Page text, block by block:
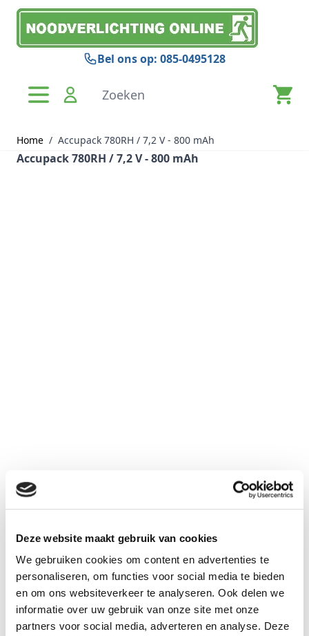
Deze website maakt gebruik van cookies
We gebruiken cookies om content en advertenties te
personaliseren, om functies voor social media te bieden
en om ons websiteverkeer te analyseren. Ook delen we
informatie over uw gebruik van onze site met onze
partners voor social media, adverteren en analyse. Deze
Ga naar de inhoud
Bel ons op: 085-0495128
Zoeken
Home / Accupack 780RH / 7,2 V - 800 mAh
Accupack 780RH / 7,2 V - 800 mAh
€ 39,95
Inclusief BTW: € 48,34
Aantal
Kies uw connector bij "gerelateerd"